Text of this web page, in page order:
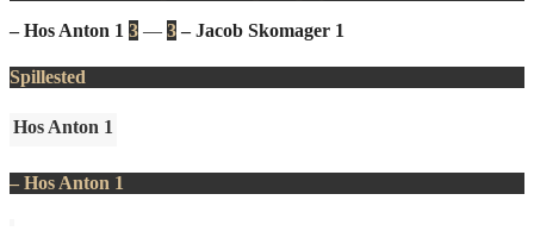
– Hos Anton 1 3 — 3 – Jacob Skomager 1
Spillested
Hos Anton 1
– Hos Anton 1